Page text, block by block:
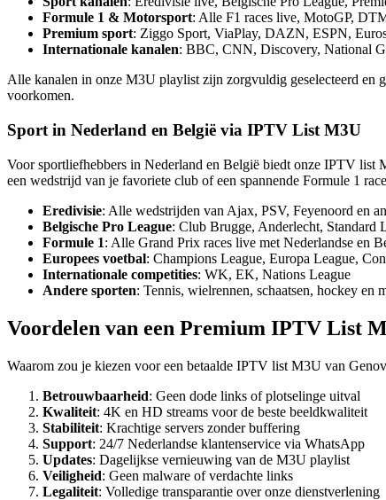
Formule 1 & Motorsport: Alle F1 races live, MotoGP,
Premium sport: Ziggo Sport, ViaPlay, DAZN, ESPN,
Internationale kanalen: BBC, CNN, Discovery, National
Alle kanalen in onze M3U playlist zijn zorgvuldig geselecteerd en
voorkomen.
Sport in Nederland en België via IPTV List M3U
Voor sportliefhebbers in Nederland en België biedt onze IPTV
een wedstrijd van je favoriete club of een spannende Formule 1
Eredivisie: Alle wedstrijden van Ajax, PSV, Feyenoord en
Belgische Pro League: Club Brugge, Anderlecht, Standard
Formule 1: Alle Grand Prix races live met Nederlandse en
Europees voetbal: Champions League, Europa League,
Internationale competities: WK, EK, Nations League
Andere sporten: Tennis, wielrennen, schaatsen, hockey en
Voordelen van een Premium IPTV List
Waarom zou je kiezen voor een betaalde IPTV list M3U van
Betrouwbaarheid: Geen dode links of plotselinge uitval
Kwaliteit: 4K en HD streams voor de beste beeldkwaliteit
Stabiliteit: Krachtige servers zonder buffering
Support: 24/7 Nederlandse klantenservice via WhatsApp
Updates: Dagelijkse vernieuwing van de M3U playlist
Veiligheid: Geen malware of verdachte links
Legaliteit: Volledige transparantie over onze dienstverlening